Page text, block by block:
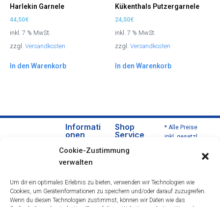
Cookie-Zustimmung
verwalten
Um dir ein optimales Erlebnis zu bieten, verwenden wir Technologien wie
Cookies, um Geräteinformationen zu speichern und/oder darauf zuzugreifen.
Wenn du diesen Technologien zustimmst, können wir Daten wie das
Harlekin Garnele
44,50€
inkl. 7 % MwSt.
zzgl. Versandkosten
In den Warenkorb
Kükenthals Putzergarnele
24,50€
inkl. 7 % MwSt.
zzgl. Versandkosten
In den Warenkorb
Informati
onen
uns
Daten
rung
Shop
Service
ngsbe
dingu
* Alle Preise
inkl. gesetzl.
Nachnahmeg
ebühren,
wenn nicht